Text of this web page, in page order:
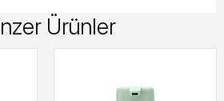
Ürünler